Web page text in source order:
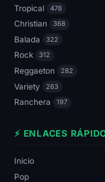
Tropical 478
Christian 368
Balada 322
Rock 312
Reggaeton 282
Variety 263
Ranchera 197
⚡ ENLACES
Inicio
Pop